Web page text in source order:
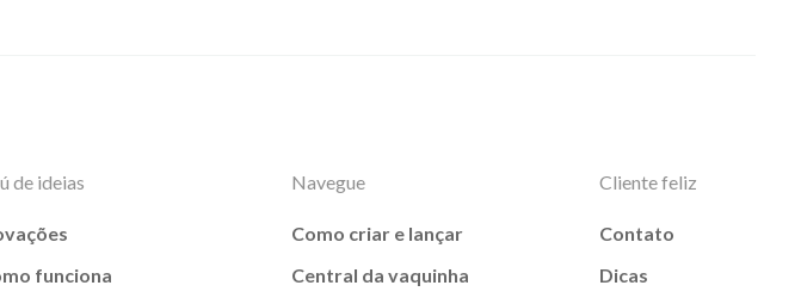
de ideias
funciona
Navegue
Como criar e lançar
Central da vaquinha
Cliente feliz
Contato
Dicas